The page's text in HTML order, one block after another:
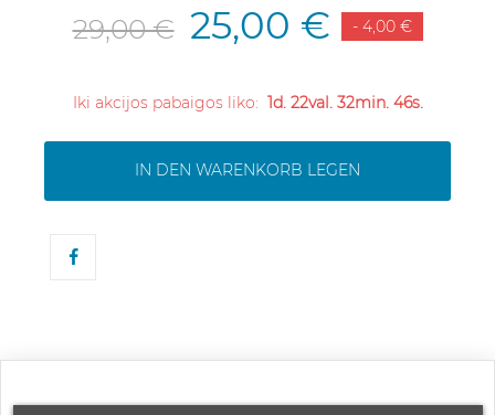
29,00 € 25,00 € - 4,00 €
Iki akcijos pabaigos liko: 1d. 22val. 32min. 46s.
IN DEN WARENKORB LEGEN